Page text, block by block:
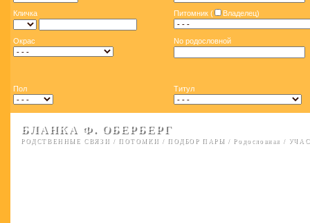
Кличка Питомник ( Владелец)
Окрас No родословной
Пол Титул
БЛАНКА Ф. ОБЕРБЕРГ
РОДСТВЕННЫЕ СВЯЗИ / ПОТОМКИ / ПОДБОР ПАРЫ / Родословная /